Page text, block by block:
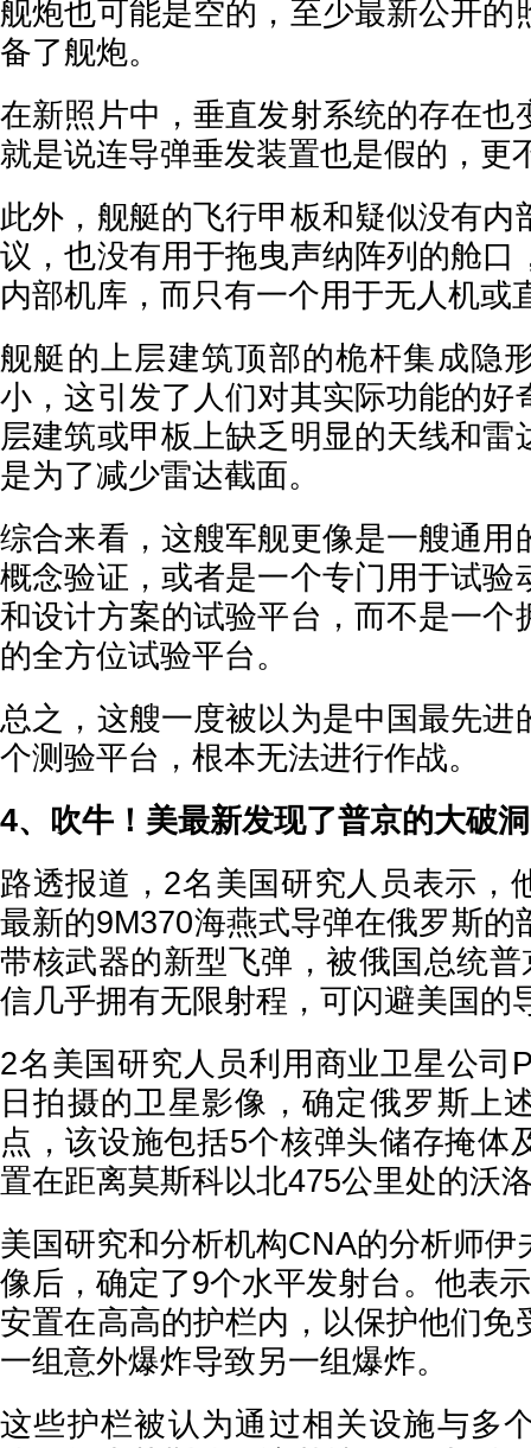
舰炮也可能是空的，至少最新公开的
备了舰炮。
在新照片中，垂直发射系统的存在也
就是说连导弹垂发装置也是假的，更
此外，舰艇的飞行甲板和疑似没有内
议，也没有用于拖曳声纳阵列的舱口
内部机库，而只有一个用于无人机或
舰艇的上层建筑顶部的桅杆集成隐
小，这引发了人们对其实际功能的好
层建筑或甲板上缺乏明显的天线和雷
是为了减少雷达截面。
综合来看，这艘军舰更像是一艘通用
概念验证，或者是一个专门用于试验
和设计方案的试验平台，而不是一个
的全方位试验平台。
总之，这艘一度被以为是中国最先进
个测验平台，根本无法进行作战。
4、吹牛！美最新发现了普京的大破洞
路透报道，2名美国研究人员表示，
最新的9M370海燕式导弹在俄罗斯的
带核武器的新型飞弹，被俄国总统普
信几乎拥有无限射程，可闪避美国的
2名美国研究人员利用商业卫星公司
日拍摄的卫星影像，确定俄罗斯上
点，该设施包括5个核弹头储存掩体
置在距离莫斯科以北475公里处的沃
美国研究和分析机构CNA的分析师伊
像后，确定了9个水平发射台。他表
安置在高高的护栏内，以保护他们免
一组意外爆炸导致另一组爆炸。
这些护栏被认为通过相关设施与多